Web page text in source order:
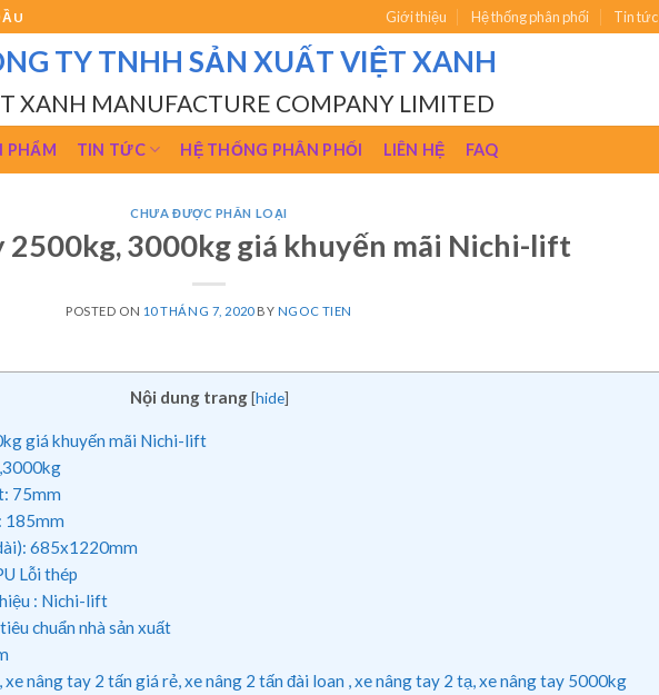
Giới thiệu Hệ thống phân phối Tin tức
TY TNHH SẢN XUẤT VIỆT XANH
XANH MANUFACTURE COMPANY LIMITED
PHẨM TIN TỨC HỆ THỐNG PHÂN PHỐI LIÊN HỆ FAQ
CHƯA ĐƯỢC PHÂN LOẠI
2500kg, 3000kg giá khuyến mãi Nichi-lift
POSTED ON 10 THÁNG 7, 2020BY NGOC TIEN
Nội dung trang [hide]
giá khuyến mãi Nichi-lift
75mm
185mm
685x1220mm
Lỗi thép
: Nichi-lift
chuẩn nhà sản xuất
nâng tay 2 tấn giá rẻ, xe nâng 2 tấn đài loan , xe nâng tay 2 tạ, xe nâng tay 5000kg